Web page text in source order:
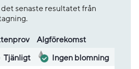
senaste resultatet från
Alg­före­komst
Tjänligt
Ingen blomning